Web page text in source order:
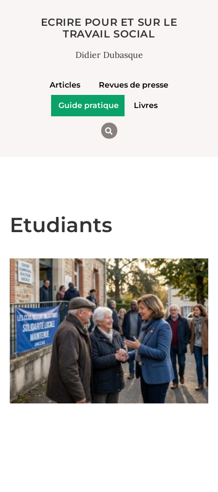
ECRIRE POUR ET SUR LE
TRAVAIL SOCIAL
Didier Dubasque
Articles Revues de presse
Guide pratique Livres
Etudiants